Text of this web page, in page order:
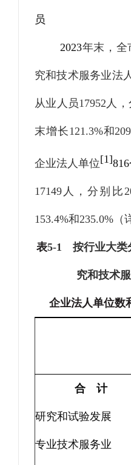
员
2023年末，全
究和技术服务业法
从业人员17952 人
末增长121.3%和
企业法人单位[1]816
17149 人，分别比
153.4%和235.0% （
表5-1 按行业大类
究和技术
企业法人单位数
合 计
研究和试验发展
专业技术服务业